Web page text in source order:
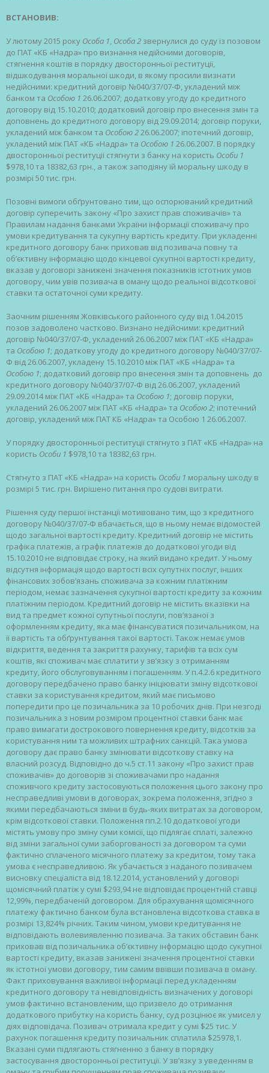
ВСТАНОВИВ:
У лютому 2015 року Особа 1, Особа 2 звернулися до суду із позовом
до ПАТ «КБ «Надра» про визнання недійсними договорів,
стягнення коштів в порядку двосторонньої реституції,
відшкодування моральної шкоди, в якому просили визнати
недійсними: кредитний договір №040/37/07-Ф, укладений між
банком та Особою 1 26.06.2007; додаткову угоду до кредитного
договору від 15.10.2010; додатковий договір про внесення змін та
доповнень до кредитного договору від 29.09.2014; договір поруки,
укладений між банком та Особою 226.06.2007; іпотечний договір,
укладений між ПАТ «КБ «Надра» та Особою 1 26.06.2007. В порядку
двосторонньої реституції стягнути з банку на користь Особи 1
$978,10 та 18382,63 грн., а також заподіяну їй моральну шкоду в
розмірі 50 тис. грн.
Позовні вимоги обґрунтовано тим, що оспорюваний кредитний
договір суперечить закону «Про захист прав споживачів» та
Правилам надання банками України інформації споживачу про
умови кредитування та сукупну вартість кредиту. При укладенні
кредитного договору банк приховав від позивача повну та
об’єктивну інформацію щодо кінцевої сукупної вартості кредиту,
вказав у договорі занижені значення показників істотних умов
договору, чим увів позивача в оману щодо реальної відсоткової
ставки та остаточної суми кредиту.
Заочним рішенням Жовківського районного суду від 1.04.2015
позов задоволено частково. Визнано недійсними: кредитний
договір №040/37/07-Ф, укладений 26.06.2007 між ПАТ «КБ «Надра»
та Особою 1; додаткову угоду до кредитного договору №040/37/07-
Ф від 26.06.2007, укладену 15.10.2010 між ПАТ «КБ «Надра» та
Особою 1; додатковий договір про внесення змін та доповнень до
кредитного договору №040/37/07-Ф від 26.06.2007, укладений
29.09.2014 між ПАТ «КБ «Надра» та Особою 1; договір поруки,
укладений 26.06.2007 між ПАТ «КБ «Надра» та Особою 2; іпотечний
договір, укладений між ПАТ КБ «Надра» та Особою 1 26.06.2007.
У порядку двосторонньої реституції стягнуто з ПАТ «КБ «Надра» на
користь Особи 1 $978,10 та 18382,63 грн.
Стягнуто з ПАТ «КБ «Надра» на користь Особи 1 моральну шкоду в
розмірі 5 тис. грн. Вирішено питання про судові витрати.
Рішення суду першої інстанції мотивовано тим, що з кредитного
договору №040/37/07-Ф вбачається, що в ньому немає відомостей
щодо загальної вартості кредиту. Кредитний договір не містить
графіка платежів, а графік платежів до додаткової угоди від
15.10.2010 не відповідає строку, на який видано кредит. У ньому
відсутня інформація щодо вартості всіх супутніх послуг, інших
фінансових зобов’язань споживача за кожним платіжним
періодом, немає зазначення сукупної вартості кредиту за кожним
платіжним періодом. Кредитний договір не містить вказівки на
вид та предмет кожної супутньої послуги, пов’язаної з
оформленням кредиту, яка має фінансуватися позичальником, на
її вартість та обґрунтування такої вартості. Також немає умов
відкриття, ведення та закриття рахунку, тарифів та всіх сум
коштів, які споживач має сплатити у зв’язку з отриманням
кредиту, його обслуговуванням і погашенням. У п.4.2.6 кредитного
договору передбачено право банку ініціювати зміну відсоткової
ставки за користування кредитом, який має письмово
попередити про це позичальника за 10 робочих днів. При незгоді
позичальника з новим розміром процентної ставки банк має
право вимагати дострокового повернення кредиту, відсотків за
користування ним та можливих штрафних санкцій. Така умова
договору дає право банку змінювати відсоткову ставку на
власний розсуд. Відповідно до ч.5 ст.11 закону «Про захист прав
споживачів» до договорів зі споживачами про надання
споживчого кредиту застосовуються положення цього закону про
несправедливі умови в договорах, зокрема положення, згідно з
якими передбачаються зміни в будь-яких витратах за договором,
крім відсоткової ставки. Положення пп.2.10 додаткової угоди
містять умову про зміну суми комісії, що підлягає сплаті, залежно
від зміни загальної суми заборгованості за договором та суми
фактично сплаченого місячного платежу за кредитом, тому така
умова є несправедливою. Як убачається з наданого позивачем
висновку спеціаліста від 18.12.2014, установлений у договорі
щомісячний платіж у сумі $293,94 не відповідає процентній ставці
12,99%, передбаченій договором. Для обрахування щомісячного
платежу фактично банком була встановлена відсоткова ставка в
розмірі 13,824% річних. Таким чином, умови кредитування не
відповідають волевиявленню позивача. За таких обставин банк
приховав від позичальника об’єктивну інформацію щодо сукупної
вартості кредиту, вказав занижені значення процентної ставки
як істотної умови договору, тим самим ввівши позивача в оману.
Факт приховування важливої інформації перед укладенням
кредитного договору та невідповідність визначених у договорі
умов фактично встановленим, що призвело до отримання
додаткового прибутку на користь банку, суд розцінює як умисел у
діях відповідача. Позивач отримала кредит у сумі $25 тис. У
рахунок погашення кредиту позичальник сплатила $25978,1.
Вказані суми підлягають стягненню з банку в порядку
застосування двосторонньої реституції. У зв’язку з уведенням в